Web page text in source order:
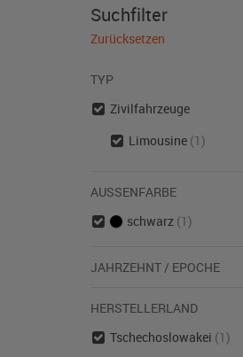
Suchfilter
Zurücksetzen
TYP
Zivilfahrzeuge
Limousine (1)
AUSSENFARBE
schwarz (1)
JAHRZEHNT / EPOCHE
HERSTELLERLAND
Tschechoslowakei (1)